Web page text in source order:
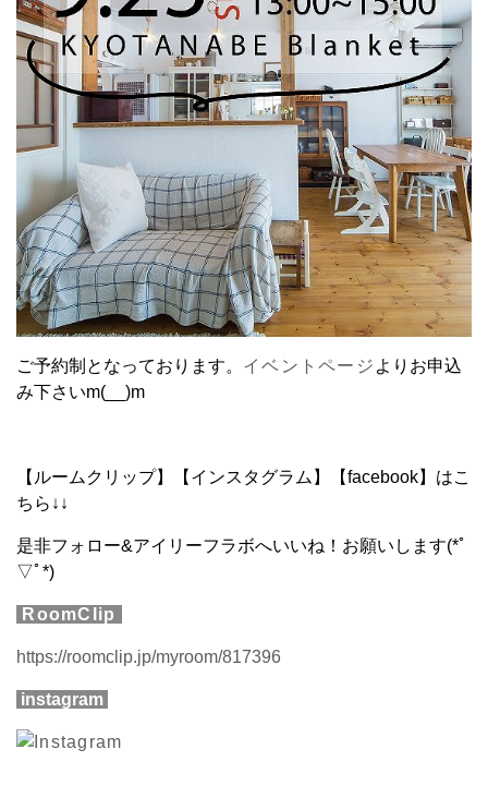
ご予約制となっております。 イベントページ よりお申込
み下さいm(__)m
【ルームクリップ】【インスタグラム】【facebook】はこ
ちら↓↓
是非フォロー&アイリーフラボへいいね！お願いします(*ﾟ
▽ﾟ*)
RoomClip
https://roomclip.jp/myroom/817396
instagram